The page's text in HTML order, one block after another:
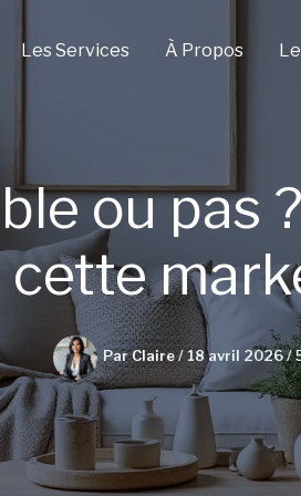
Les Services À Propos
ou pas
cette
ParClaire/18 avril 2026/